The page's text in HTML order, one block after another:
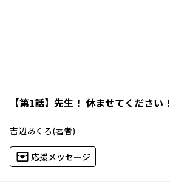
【第1話】 先生！ 休ませてください！
吉辺あくろ(著者)
応援メッセージ